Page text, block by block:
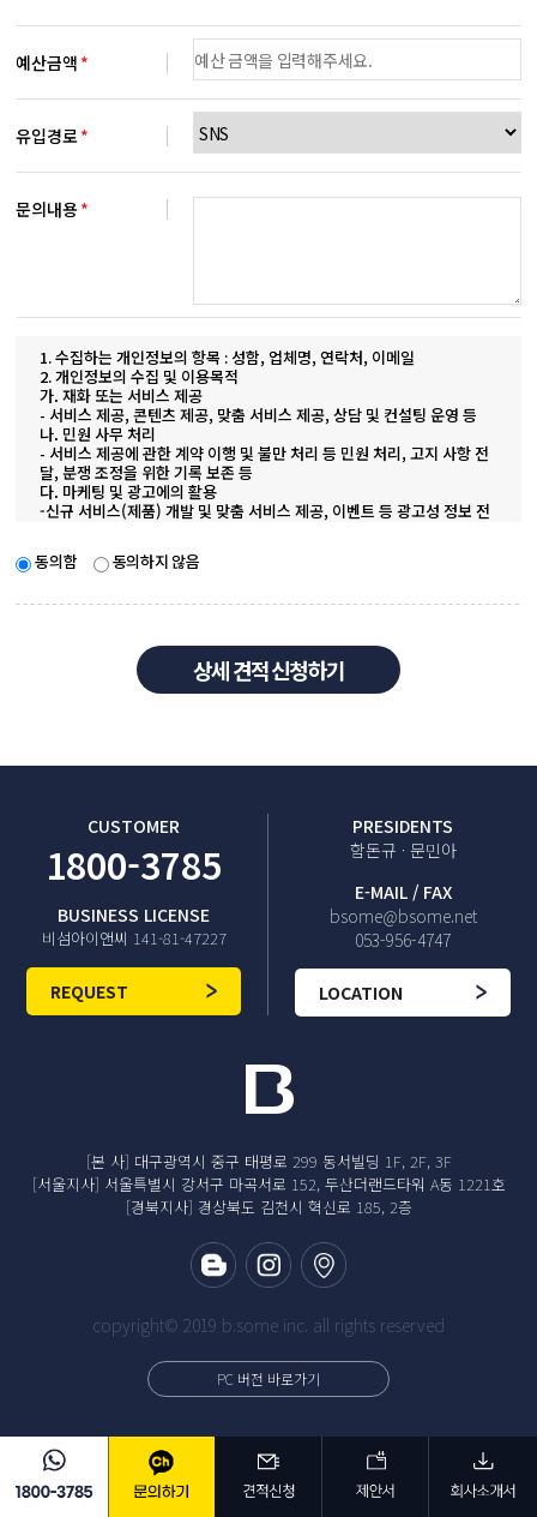
예산금액 *
유입경로*
문의내용*
1. 수집하는 개인정보의 항목 : 성함, 업체명, 연락처, 이메일
2. 개인정보의 수집 및 이용목적
가. 재화 또는 서비스 제공
- 서비스 제공, 콘텐츠 제공, 맞춤 서비스 제공, 상담 및 컨설팅 운영 등
나. 민원 사무 처리
- 서비스 제공에 관한 계약 이행 및 불만 처리 등 민원 처리, 고지 사항 전
달, 분쟁 조정을 위한 기록 보존 등
다. 마케팅 및 광고에의 활용
-신규 서비스(제품) 개발 및 맞춤 서비스 제공, 이벤트 등 광고성 정보 전
3. 개인정보의 보유 및 이용기간
가. 계약 또는 청약철회 등에 관한 기록
- 보존 기간 : 5년
- 보존 이유 : 전자상거래 등에서의 소비자보호에 관한 법률
- 보존 기간 : 5년
다. 소비자의 불만 또는 분쟁처리에 관한 기록
동의함 동의하지 않음
상세 견적 신청하기
기업용
기관용
CUSTOMER
1800-3785
BUSINESS LICENSE
비섬아이앤씨 141-81-47227
REQUEST
PRESIDENTS
함돈규 · 문민아
E-MAIL / FAX
bsome@bsome.net
053-956-4747
LOCATION
[본 사] 대구광역시 중구 태평로 299 동서빌딩 1F, 2F, 3F
[서울지사] 서울특별시 강서구 마곡서로 152, 두산더랜드타워 A동 1221호
[경북지사] 경상북도 김천시 혁신로 185, 2층
copyright© 2019 b.some inc. all rights reserved
PC 버전 바로가기